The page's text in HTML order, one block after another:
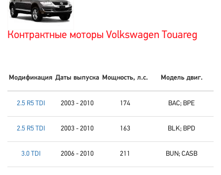
Контрактные моторы Volkswagen Touareg
Модификация Даты выпуска Мощность, л.с. Модель двиг.
2.5 R5 TDI 2003 - 2010 174 BAC; BPE
2.5 R5 TDI 2003 - 2010 163 BLK; BPD
3.0 TDI 2006 - 2010 211 BUN; CASB